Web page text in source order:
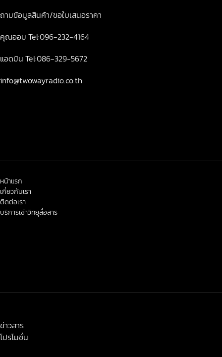
ถามข้อมูลสินค้า/ขอใบเสนอราคา
คุณออม Tel:096-232-4164
แอดมิน Tel:086-329-5672
info@twowayradio.co.th
หน้าแรก
เกี่ยวกับเรา
ติดต่อเรา
บริการเช่าวิทยุสื่อสาร
ข่าวสาร
โปรโมชั่น